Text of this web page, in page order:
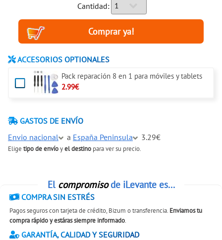
Cantidad:
ACCESORIOS OPTIONALES
Pack reparación 8 en 1 para móviles y tablets
2.99€
GASTOS DE ENVÍO
Envio nacional
a España Peninsula 3.29€
Elige tipo de envíoyel destino para ver su precio.
El compromisode iLevante es...
COMPRA SIN ESTRÉS
Pagos seguros con tarjeta de crédito, Bizum o transferencia. Enviamos tu
compra rápido y estáras siempre informado.
GARANTÍA, CALIDAD Y SEGURIDAD